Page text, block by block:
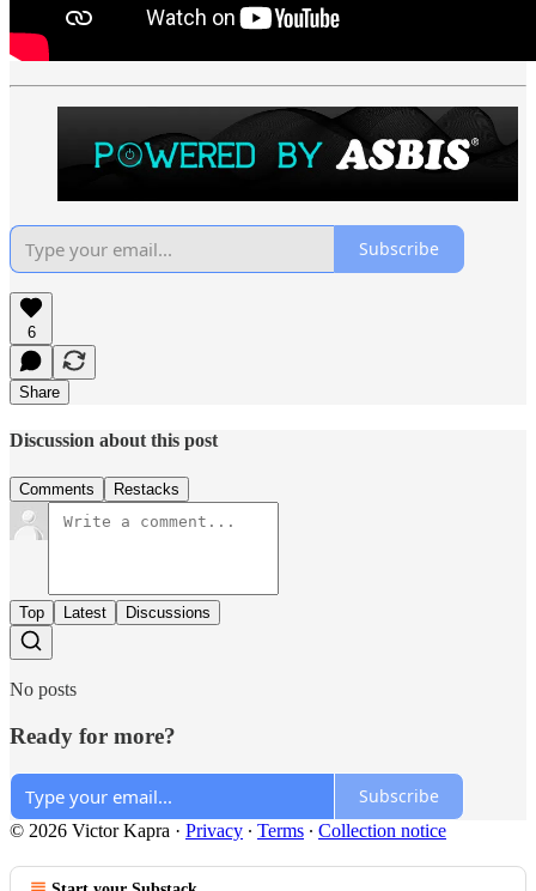
Subscribe
6
Share
Discussion about this post
Comments Restacks
Top Latest Discussions
No posts
Ready for more?
Subscribe
© 2026 Victor Kapra · Privacy ∙ Terms ∙ Collection notice